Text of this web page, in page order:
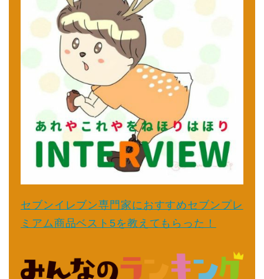
セブンイレブン専門家におすすめセブンプレ
ミアム商品ベスト5を教えてもらった！